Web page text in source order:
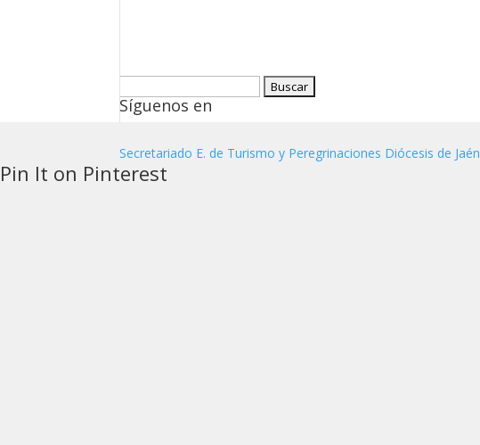
Síguenos en
Secretariado E. de Turismo y Peregrinaciones Diócesis de Jaén
Pin It on Pinterest